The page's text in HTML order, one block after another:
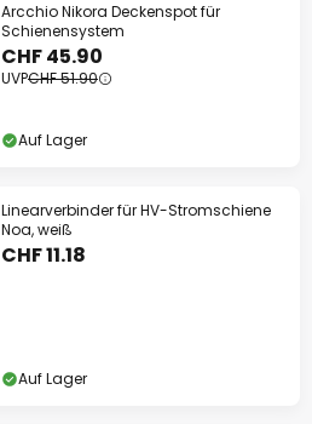
Arcchio Nikora Deckenspot für
Schienensystem
CHF 45.90
UVPCHF 51.90
Auf Lager
Linearverbinder für HV-Stromschiene
Noa, weiß
CHF 11.18
Auf Lager